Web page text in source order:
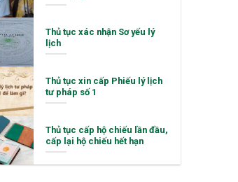
Thủ tục xác nhận Sơ yếu lý
lịch
Thủ tục xin cấp Phiếu lý lịch
tư pháp số 1
Thủ tục cấp hộ chiếu lần đầu,
cấp lại hộ chiếu hết hạn